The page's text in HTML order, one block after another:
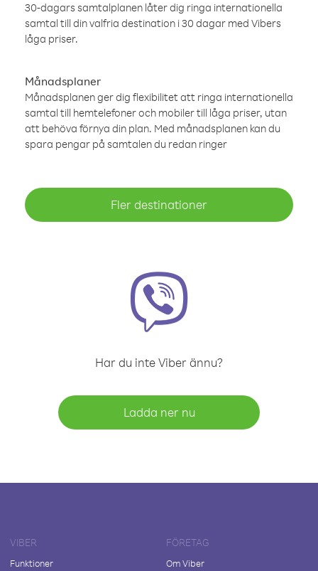
30-dagars samtalplanen låter dig ringa internationella
samtal till din valfria destination i 30 dagar med Vibers
låga priser.
Månadsplaner
Månadsplanen ger dig flexibilitet att ringa internationella
samtal till hemtelefoner och mobiler till låga priser, utan
att behöva förnya din plan. Med månadsplanen kan du
spara pengar på samtalen du redan ringer
Fler destinationer
Har du inte Viber ännu?
Ladda ner nu
VIBER
Funktioner
FÖRETAG
Om Viber